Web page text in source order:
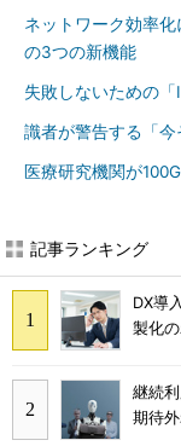
ネットワーク効率化
の3つの新機能
失敗しないための「
識者が警告する「今
医療研究機関が
記事ランキング
DX導
製化
継続
期待